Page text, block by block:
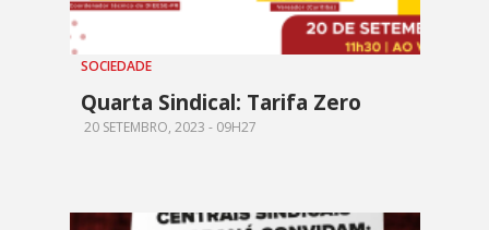
SOCIEDADE
Quarta Sindical: Tarifa Zero
20 SETEMBRO, 2023 - 09H27